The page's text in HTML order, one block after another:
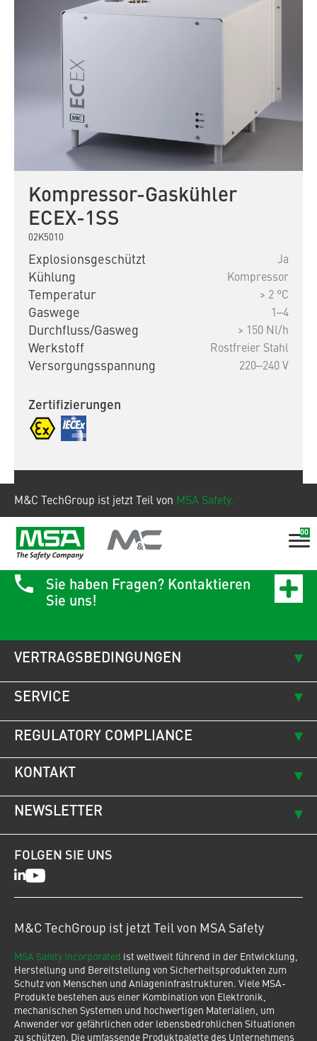
M&C TechGroup ist jetzt Teil von MSA Safety.
00
Kompressor-Gaskühler
ECEX-1SS
02K5010
Explosionsgeschützt Ja
Kühlung Kompressor
Temperatur > 2 °C
Gaswege 1‒4
Durchfluss/Gasweg > 150 Nl/h
Werkstoff Rostfreier Stahl
Versorgungsspannung 220‒240 V
Zertifizierungen
Sie haben Fragen? Kontaktieren
Sie uns!
VERTRAGSBEDINGUNGEN
KONTAKT
NEWSLETTER
SERVICE
REGULATORY COMPLIANCE
FOLGEN SIE UNS
LinkedIn
Youtube
M&C TechGroup ist jetzt Teil von MSA Safety
MSA Safety Incorporated ist weltweit führend in der Entwicklung,
Herstellung und Bereitstellung von Sicherheitsprodukten zum
Schutz von Menschen und Anlageninfrastrukturen. Viele MSA-
Produkte bestehen aus einer Kombination von Elektronik,
mechanischen Systemen und hochwertigen Materialien, um
Anwender vor gefährlichen oder lebensbedrohlichen Situationen
zu schützen. Die umfassende Produktpalette des Unternehmens